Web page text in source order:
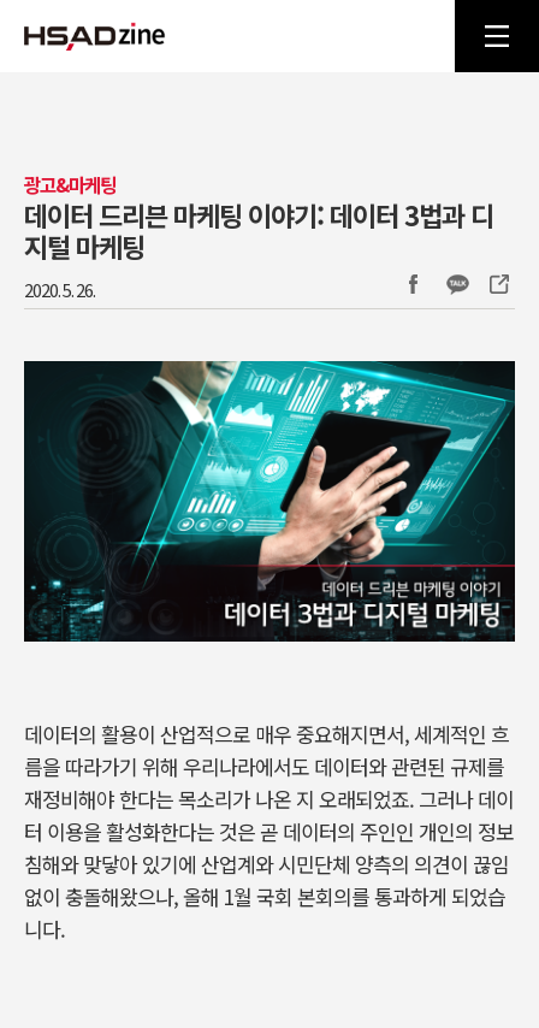
광고&마케팅
데이터 드리븐 마케팅 이야기: 데이터 3법과 디
지털 마케팅
2020. 5. 26.
데이터의 활용이 산업적으로 매우 중요해지면서, 세계적인 흐
름을 따라가기 위해 우리나라에서도 데이터와 관련된 규제를
재정비해야 한다는 목소리가 나온 지 오래되었죠. 그러나 데이
터 이용을 활성화한다는 것은 곧 데이터의 주인인 개인의 정보
침해와 맞닿아 있기에 산업계와 시민단체 양측의 의견이 끊임
없이 충돌해왔으나, 올해 1월 국회 본회의를 통과하게 되었습
니다.